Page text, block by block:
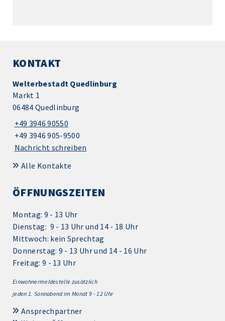
KONTAKT
Welterbestadt Quedlinburg
Markt 1
06484 Quedlinburg
+49 3946 90550
+49 3946 905-9500
Nachricht schreiben
Alle Kontakte
ÖFFNUNGSZEITEN
Montag: 9 - 13 Uhr
Dienstag: 9 - 13 Uhr und 14 - 18 Uhr
Mittwoch: kein Sprechtag
Donnerstag: 9 - 13 Uhr und 14 - 16 Uhr
Freitag: 9 - 13 Uhr
Einwohnermeldestelle zusätzlich
jeden 1. Sonnabend im Monat 9 - 12 Uhr
Ansprechpartner